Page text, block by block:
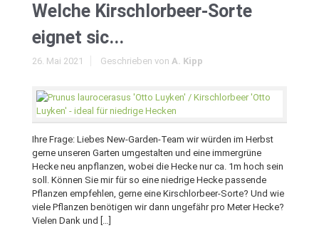
Welche Kirschlorbeer-Sorte
eignet sic...
26. Mai 2021 Geschrieben von A. Kipp
Ihre Frage: Liebes New-Garden-Team wir würden im Herbst
gerne unseren Garten umgestalten und eine immergrüne
Hecke neu anpflanzen, wobei die Hecke nur ca. 1m hoch sein
soll. Können Sie mir für so eine niedrige Hecke passende
Pflanzen empfehlen, gerne eine Kirschlorbeer-Sorte? Und wie
viele Pflanzen benötigen wir dann ungefähr pro Meter Hecke?
Vielen Dank und […]